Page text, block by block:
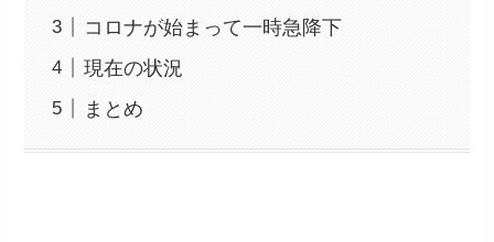
コロナが始まって一時急降下
現在の状況
まとめ